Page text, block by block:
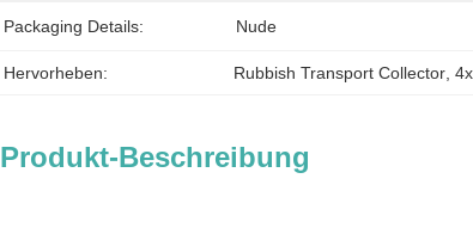
Packaging Details: Nude
Hervorheben: Rubbish Transport Collector
Produkt-Beschreibung